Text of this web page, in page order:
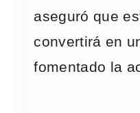
aseguró que
convertirá en
fomentado la